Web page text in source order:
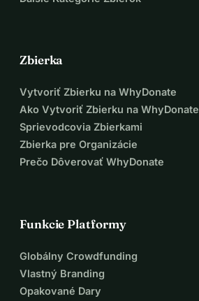
Zbierka
Vytvoriť Zbierku na WhyDonate
Ako Vytvoriť Zbierku na WhyDonate
Sprievodcovia Zbierkami
Zbierka pre Organizácie
Prečo Dôverovať WhyDonate
Funkcie Platformy
Globálny Crowdfunding
Vlastný Branding
Opakované Dary